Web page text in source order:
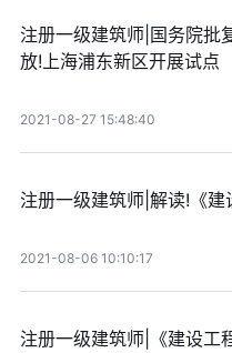
注册一级建筑师|国务院批
放!上海浦东新区开展试点
2021-08-27 15:48:40
注册一级建筑师|解读!《
2021-08-06 10:10:17
注册一级建筑师|《建设工